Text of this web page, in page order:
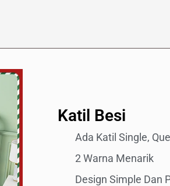
Katil Besi
Ada Katil Single,
2 Warna Menarik
Design Simple Dan